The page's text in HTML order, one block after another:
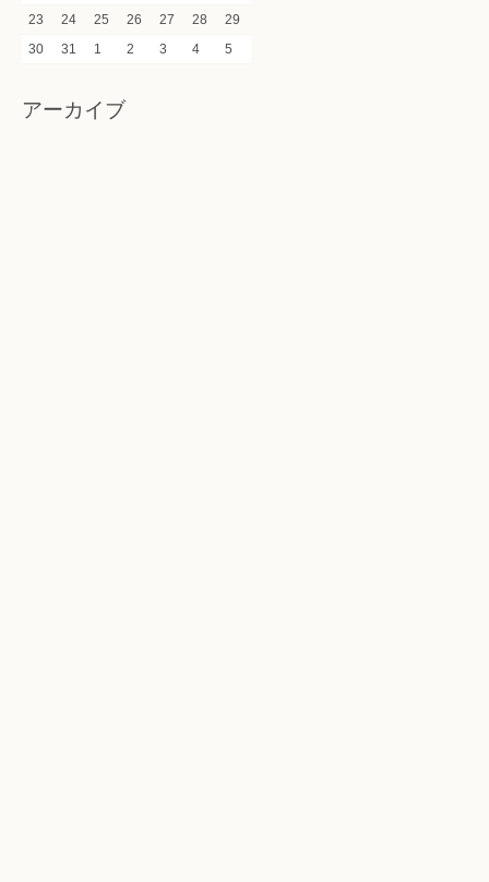
23
24 25 26 27 28
29
30
31 1 2 3 4 5
アーカイブ